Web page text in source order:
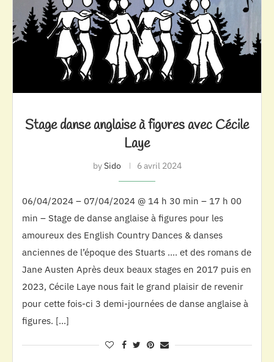
Stage danse anglaise à figures avec Cécile
Laye
bySido 6 avril 2024
06/04/2024 – 07/04/2024 @ 14 h 30 min – 17 h 00
min – Stage de danse anglaise à figures pour les
amoureux des English Country Dances & danses
anciennes de l’époque des Stuarts …. et des romans de
Jane Austen Après deux beaux stages en 2017 puis en
2023, Cécile Laye nous fait le grand plaisir de revenir
pour cette fois-ci 3 demi-journées de danse anglaise à
figures. […]